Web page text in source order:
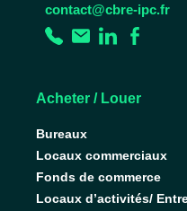
contact@cbre-ipc.fr
Acheter / Louer
Bureaux
Locaux commerciaux
Fonds de commerce
Locaux d’activités/